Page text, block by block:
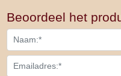
Beoordeel het